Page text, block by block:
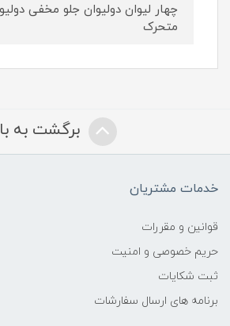
چهار لیوان دولیوان جلو مخفی
متحرک
برگشت به
خدمات مشتریان
قوانین و مقررات
حریم خصوصی و امنیت
ثبت شکایات
برنامه های ارسال سفارشات